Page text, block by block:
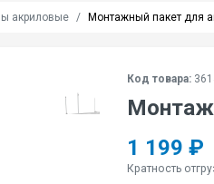
акриловые Монтажный пакет для
Код товара:
1 199 ₽
Кратность